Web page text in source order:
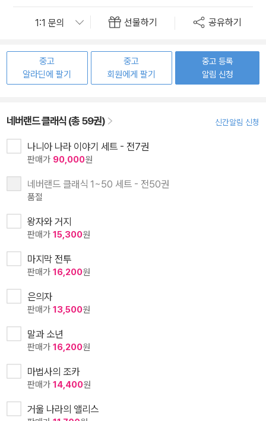
선물하기 공유하기
중고
알라딘에 팔기
중고
회원에게 팔기
중고 등록
알림 신청
네버랜드 클래식 (총 59권) 신간알림 신청
나니아 나라 이야기 세트 - 전7권
판매가 90,000원
네버랜드 클래식 1~50 세트 - 전50권
품절
왕자와 거지
판매가 15,300원
마지막 전투
판매가 16,200원
은의자
판매가 13,500원
말과 소년
판매가 16,200원
마법사의 조카
판매가 14,400원
거울 나라의 앨리스